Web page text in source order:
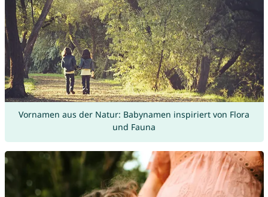
Vornamen aus der Natur: Babynamen inspiriert von Flora
und Fauna